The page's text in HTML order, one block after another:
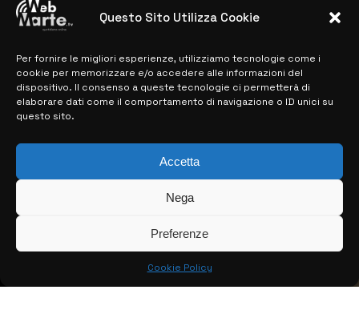
Questo Sito Utilizza Cookie
Per fornire le migliori esperienze, utilizziamo tecnologie come i
cookie per memorizzare e/o accedere alle informazioni del
dispositivo. Il consenso a queste tecnologie ci permetterà di
elaborare dati come il comportamento di navigazione o ID unici su
questo sito.
Accetta
Nega
Preferenze
Cookie Policy
MAPPA DEL SITO
> NOTIZIE